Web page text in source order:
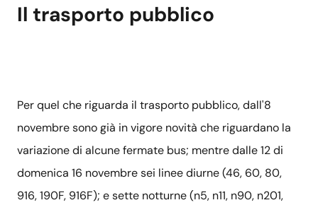
Il trasporto pubblico
Per quel che riguarda il trasporto pubblico, dall'8
novembre sono già in vigore novità che riguardano la
variazione di alcune fermate bus; mentre dalle 12 di
domenica 16 novembre sei linee diurne (46, 60, 80,
916, 190F, 916F); e sette notturne (n5, n11, n90, n201,